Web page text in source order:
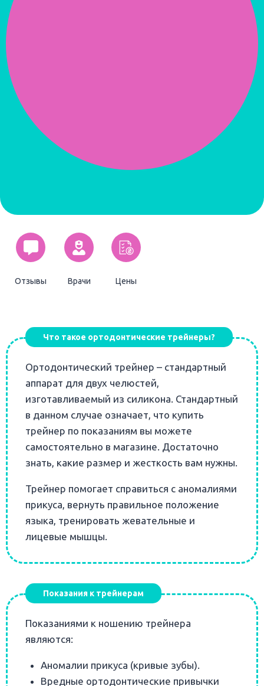
Отзывы Врачи Цены
Что такое ортодонтические трейнеры?
Ортодонтический трейнер – стандартный
аппарат для двух челюстей,
изготавливаемый из силикона. Стандартный
в данном случае означает, что купить
трейнер по показаниям вы можете
самостоятельно в магазине. Достаточно
знать, какие размер и жесткость вам нужны.
Трейнер помогает справиться с аномалиями
прикуса, вернуть правильное положение
языка, тренировать жевательные и
лицевые мышцы.
Показания к трейнерам
Показаниями к ношению трейнера
являются:
Аномалии прикуса (кривые зубы).
Вредные ортодонтические привычки